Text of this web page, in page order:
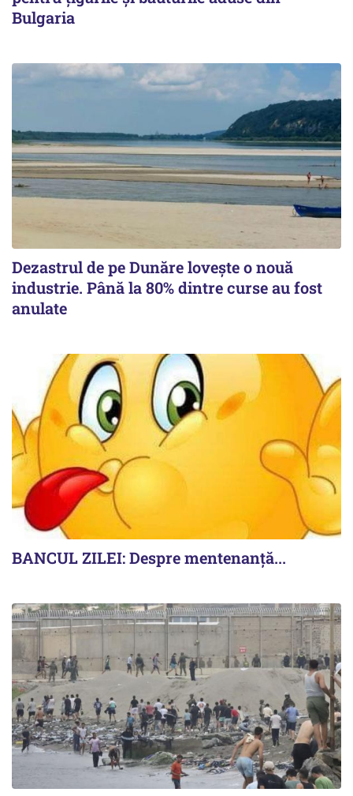
Bulgaria
Dezastrul de pe Dunăre lovește o nouă
industrie. Până la 80% dintre curse au fost
anulate
BANCUL ZILEI: Despre mentenanță...